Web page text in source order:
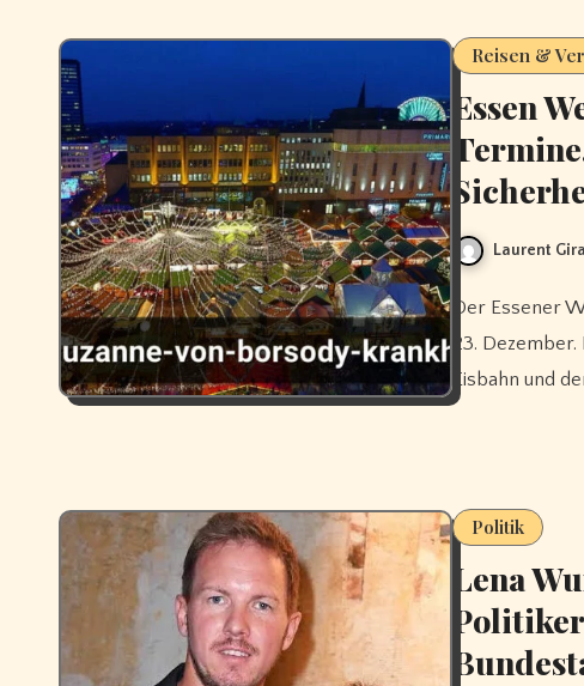
Reisen &
Essen
Laurent
Der Essener Weihnachtsmarkt 2025 öffnet vom 18. November bis
23.
Eisbahn und
Politik
Lena